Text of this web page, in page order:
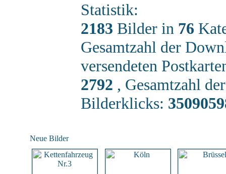
Statistik:
2183 Bilder in 76
Gesamtzahl der
versendeten
2792 , Gesamtzahl
Bilderklicks:
Neue Bilder